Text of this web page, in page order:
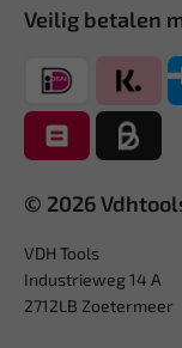
Veilig betalen
© 2026
VDH Tools
Industrieweg 14 A
2712LB Zoetermeer